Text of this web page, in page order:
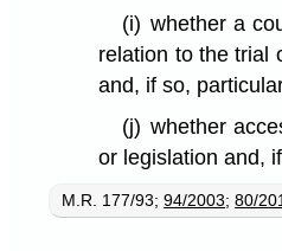
(i) whether a
relation to the trial
and, if so,
(j) whether
or legislation and,
M.R. 177/93;94/2003;80/